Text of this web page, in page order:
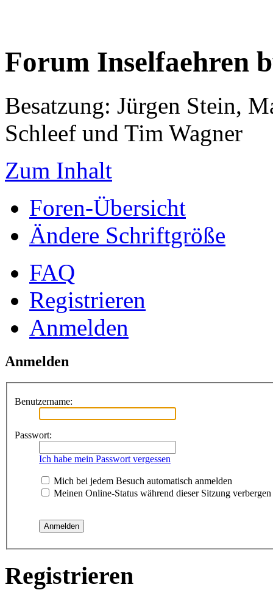
Forum Inselfaehren
Besatzung: Jürgen Stein,
Schleef und Tim Wagner
Zum Inhalt
Foren-Übersicht
Ändere Schriftgröße
FAQ
Registrieren
Anmelden
Anmelden
Benutzername:
Passwort:
Ich habe mein Passwort vergessen
Mich bei jedem Besuch automatisch anmelden
Meinen Online-Status während dieser Sitzung verbergen
Registrieren